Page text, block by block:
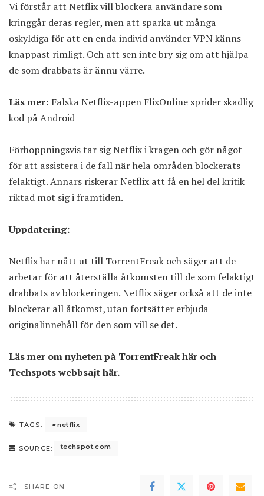
Vi förstår att Netflix vill blockera användare som
kringgår deras regler, men att sparka ut många
oskyldiga för att en enda individ använder VPN känns
knappast rimligt. Och att sen inte bry sig om att hjälpa
de som drabbats är ännu värre.
Läs mer: Falska Netflix-appen FlixOnline sprider skadlig
kod på Android
Förhoppningsvis tar sig Netflix i kragen och gör något
för att assistera i de fall när hela områden blockerats
felaktigt. Annars riskerar Netflix att få en hel del kritik
riktad mot sig i framtiden.
Uppdatering:
Netflix har nått ut till TorrentFreak och säger att de
arbetar för att återställa åtkomsten till de som felaktigt
drabbats av blockeringen. Netflix säger också att de inte
blockerar all åtkomst, utan fortsätter erbjuda
originalinnehåll för den som vill se det.
Läs mer om nyheten på TorrentFreakhär och
Techspots webbsajthär.
TAGS: netflix
SOURCE: techspot.com
SHARE ON